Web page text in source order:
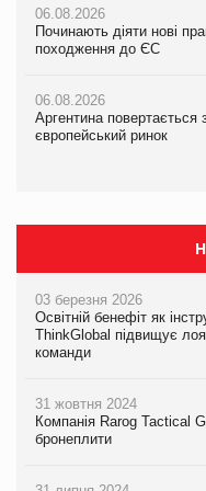
06.08.2026
Починають діяти нові
походження до ЄС
06.08.2026
Аргентина повертається
європейський ринок
06.08.2026
Починають діяти нові
походження до ЄС
06.08.2026
Аргентина повертається
європейський ринок
06.08.2026
Починають діяти нові
походження до ЄС
06.08.2026
Аргентина повертається
європейський ринок
03 березня 2026
Освітній бенефіт як
ThinkGlobal підвищує
команди
31 жовтня 2024
Компанія Rarog Tactical
бронеплити